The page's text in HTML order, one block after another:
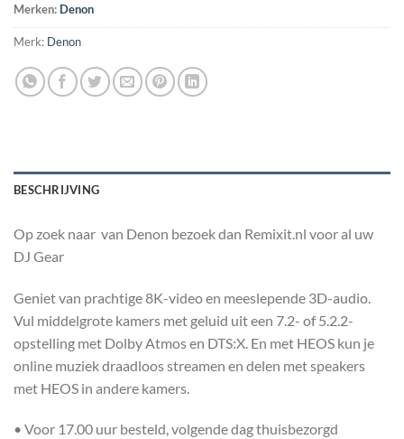
Merken: Denon
Merk: Denon
BESCHRIJVING
Op zoek naar van Denon bezoek dan Remixit.nl voor al uw
DJ Gear
Geniet van prachtige 8K-video en meeslepende 3D-audio.
Vul middelgrote kamers met geluid uit een 7.2- of 5.2.2-
opstelling met Dolby Atmos en DTS:X. En met HEOS kun je
online muziek draadloos streamen en delen met speakers
met HEOS in andere kamers.
• Voor 17.00 uur besteld, volgende dag thuisbezorgd